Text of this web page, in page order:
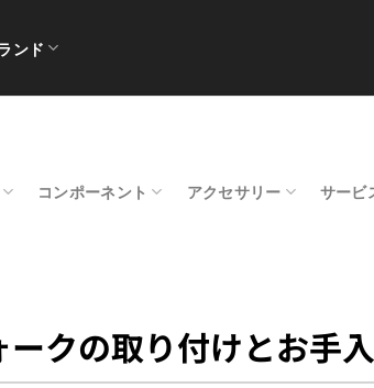
ンド
コンポーネント アクセサリー サービ
クの取り付けとお手